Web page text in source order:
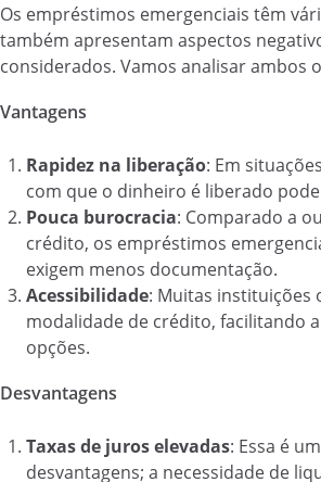
Os empréstimos emergenciais têm
também apresentam aspectos
considerados. Vamos analisar ambos
Vantagens
Rapidez na liberação: Em
com que o dinheiro é liberado
Pouca burocracia: Comparado a
crédito, os empréstimos
exigem menos documentação.
Acessibilidade: Muitas instituições
modalidade de crédito, facilitando
opções.
Desvantagens
Taxas de juros elevadas: Essa é
desvantagens; a necessidade de